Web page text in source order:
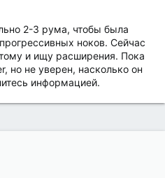
2-3 рума, чтобы была
ноков. Сейчас
и ищу расширения. Пока
но не уверен, насколько он
информацией.